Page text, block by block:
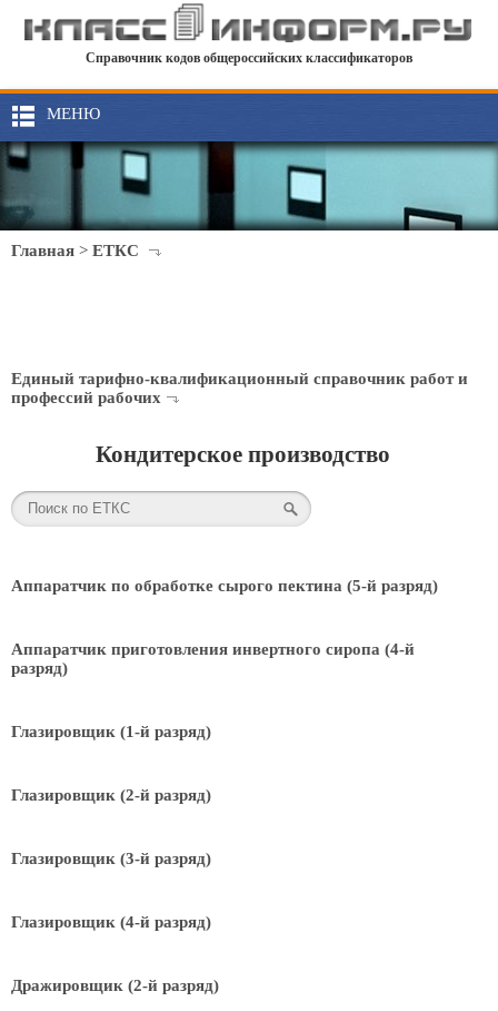
Справочник кодов общероссийских классификаторов
МЕНЮ
Главная > ЕТКС
Единый тарифно-квалификационный справочник работ и
профессий рабочих
Кондитерское производство
Аппаратчик по обработке сырого пектина (5-й разряд)
Аппаратчик приготовления инвертного сиропа (4-й
разряд)
Глазировщик (1-й разряд)
Глазировщик (2-й разряд)
Глазировщик (3-й разряд)
Глазировщик (4-й разряд)
Дражировщик (2-й разряд)